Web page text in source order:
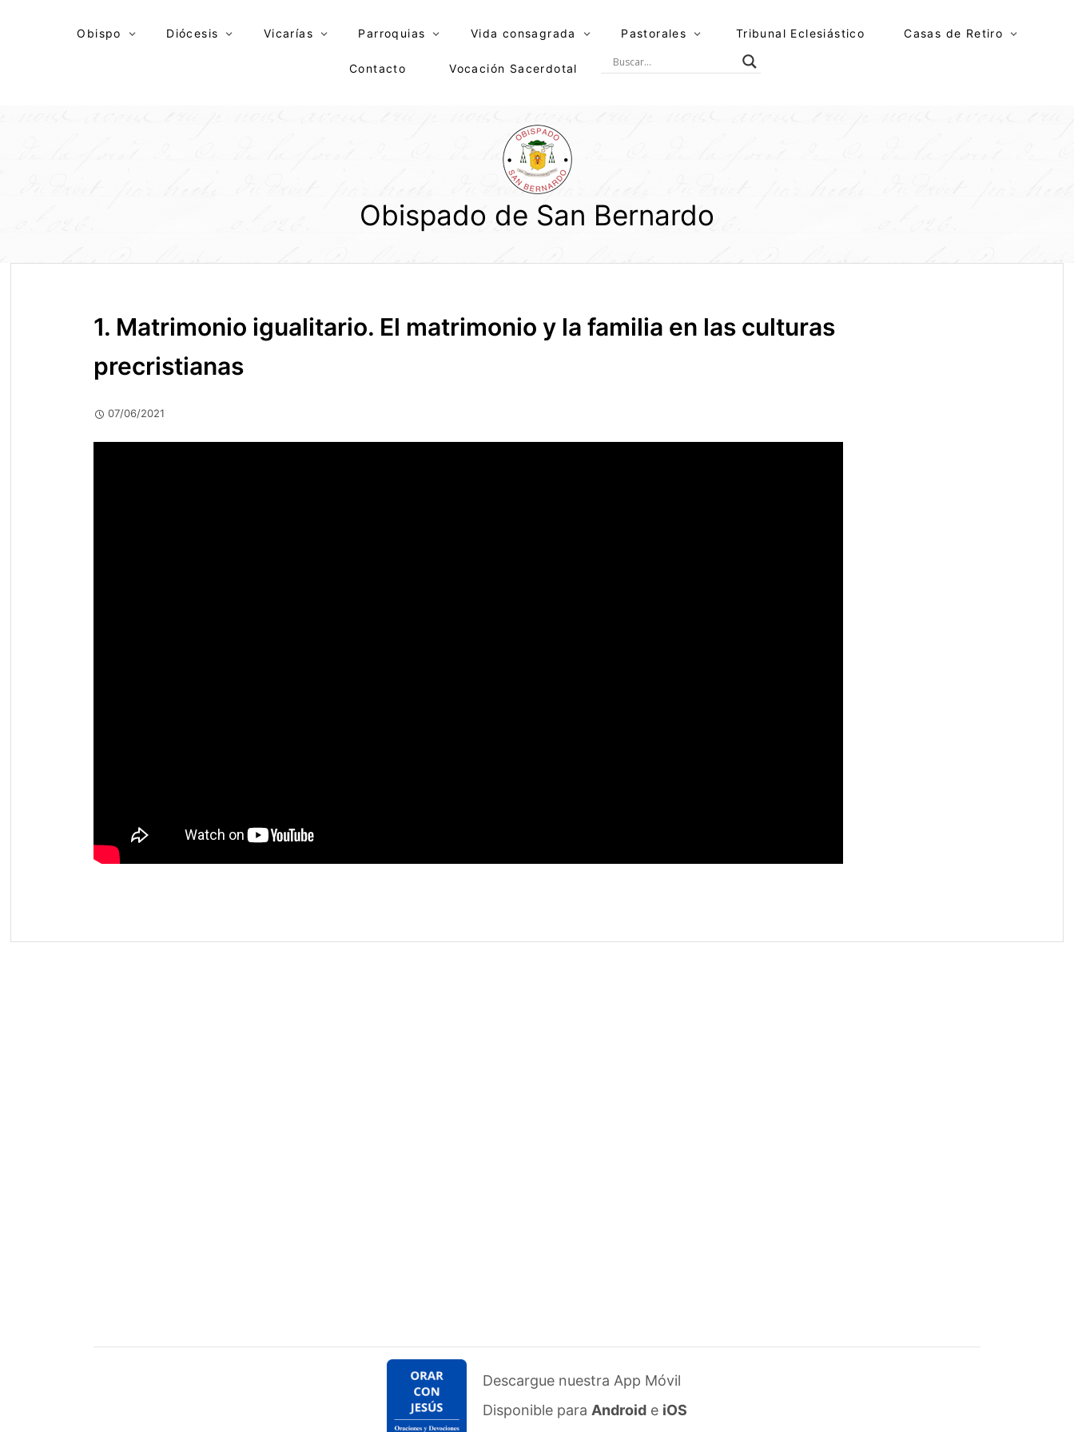
Obispo Diócesis Vicarías Parroquias Vida consagrada Pastorales Tribunal Eclesiástico Casas de Retiro
Contacto Vocación Sacerdotal
Obispado de San Bernardo
1. Matrimonio igualitario. El matrimonio y la familia en las culturas
precristianas
07/06/2021
Descargue nuestra App Móvil
Disponible para Android e iOS